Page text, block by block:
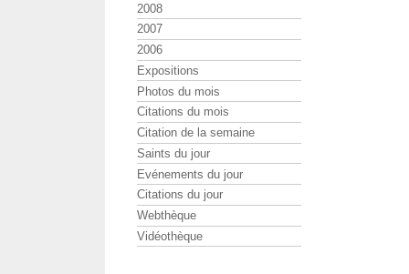
2008
2007
2006
Expositions
Photos du mois
Citations du mois
Citation de la semaine
Saints du jour
Evénements du jour
Citations du jour
Webthèque
Vidéothèque